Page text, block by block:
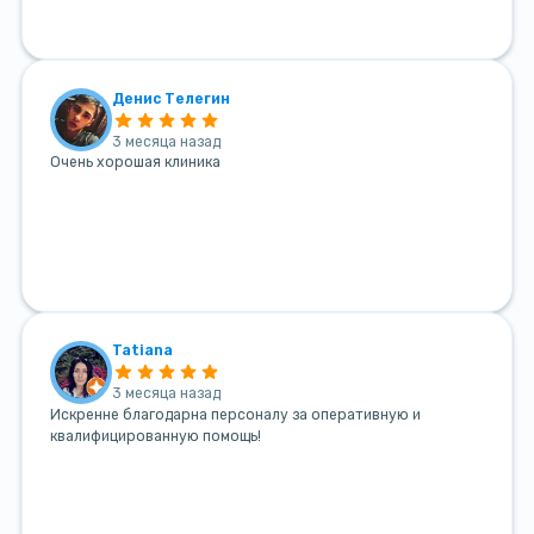
Денис Телегин
3 месяца назад
Очень хорошая клиника
Tatiana
3 месяца назад
Искренне благодарна персоналу за оперативную и
квалифицированную помощь!